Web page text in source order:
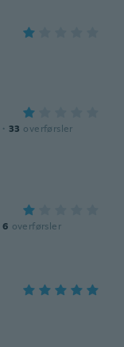
· 33 overførsler
6 overførsler